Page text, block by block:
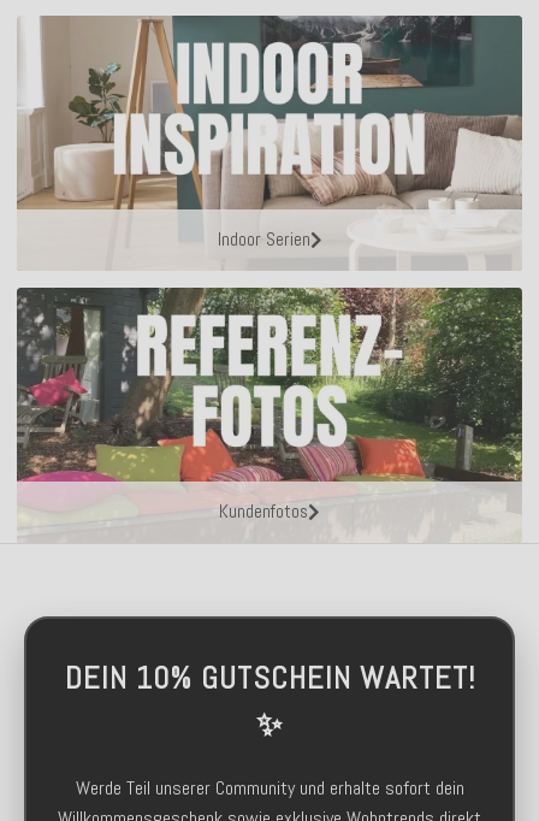
Indoor Serien
Kundenfotos
DEIN 10% GUTSCHEIN WARTET!
✨
Werde Teil unserer Community und erhalte sofort dein